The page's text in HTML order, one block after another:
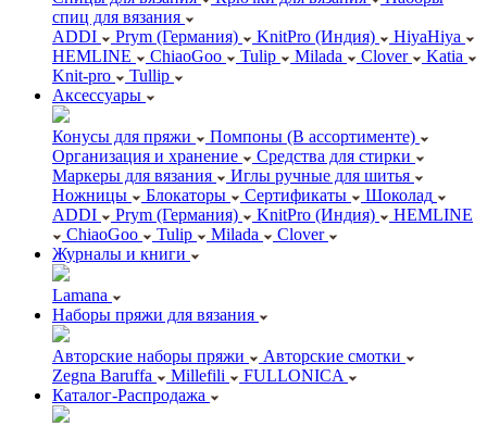
спиц для вязания
ADDI
Prym (Германия) KnitPro (Индия)
HiyaHiya
HEMLINE
ChiaoGoo Tulip Milada Clover
Katia
Knit-pro
Tullip
Аксессуары
Конусы для пряжи
Помпоны (В ассортименте)
Организация и хранение
Средства для стирки
Маркеры для вязания
Иглы ручные для шитья
Ножницы
Блокаторы Сертификаты
Шоколад
ADDI
Prym (Германия) KnitPro (Индия)
HEMLINE
ChiaoGoo
Tulip Milada
Clover
Журналы и книги
Lamana
Наборы пряжи для вязания
Авторские наборы пряжи
Авторские смотки
Zegna Baruffa
Millefili
FULLONICA
Каталог-Распродажа